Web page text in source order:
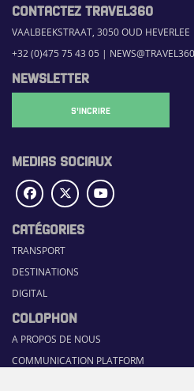
CONTACTEZ TRAVEL360
VAALBEEKSTRAAT, 3050 OUD HEVERLEE
+32 (0)475 75 43 05 |
NEWSLETTER
S'INCRIRE
MEDIAS SOCIAUX
CATÉGORIES
TRANSPORT
DESTINATIONS
DIGITAL
COLOPHON
A PROPOS DE NOUS
COMMUNICATION PLATFORM